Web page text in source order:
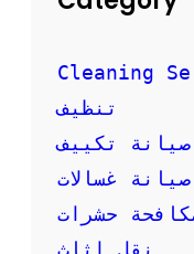
Cleaning
تنظيف
صيانة تكييف
صيانة غسالات
حشرات
نقل اثاث